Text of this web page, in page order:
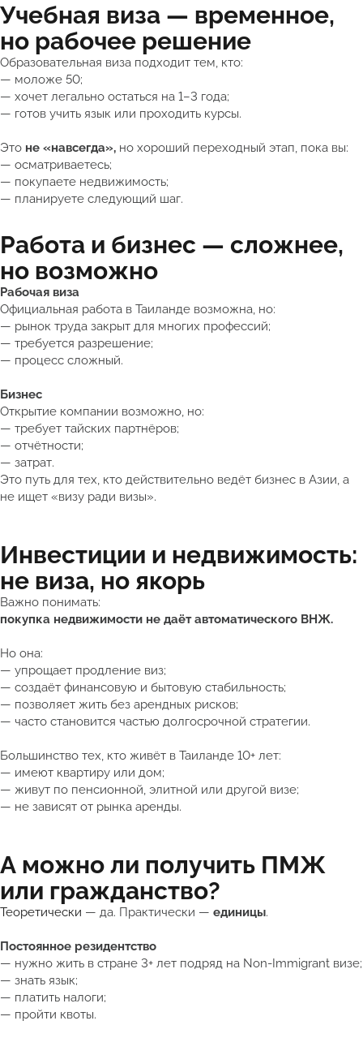
Учебная виза — временное,
но рабочее решение
Образовательная виза подходит тем, кто:
— моложе 50;
— хочет легально остаться на 1–3 года;
— готов учить язык или проходить курсы.
Это не «навсегда», но хороший переходный этап, пока вы:
— осматриваетесь;
— покупаете недвижимость;
— планируете следующий шаг.
Работа и бизнес — сложнее,
но возможно
Рабочая виза
Официальная работа в Таиланде возможна, но:
— рынок труда закрыт для многих профессий;
— требуется разрешение;
— процесс сложный.
Бизнес
Открытие компании возможно, но:
— требует тайских партнёров;
— отчётности;
— затрат.
Это путь для тех, кто действительно ведёт бизнес в Азии, а
не ищет «визу ради визы».
Инвестиции и недвижимость:
не виза, но якорь
Важно понимать:
покупка недвижимости не даёт автоматического ВНЖ.
Но она:
— упрощает продление виз;
— создаёт финансовую и бытовую стабильность;
— позволяет жить без арендных рисков;
— часто становится частью долгосрочной стратегии.
Большинство тех, кто живёт в Таиланде 10+ лет:
— имеют квартиру или дом;
— живут по пенсионной, элитной или другой визе;
— не зависят от рынка аренды.
А можно ли получить ПМЖ
или гражданство?
Теоретически — да. Практически — единицы.
Постоянное резидентство
— нужно жить в стране 3+ лет подряд на Non-Immigrant визе;
— знать язык;
— платить налоги;
— пройти квоты.